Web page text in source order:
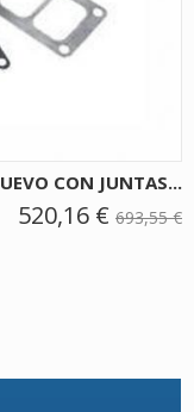
CON JUNTAS...
520,16 € 693,55 €